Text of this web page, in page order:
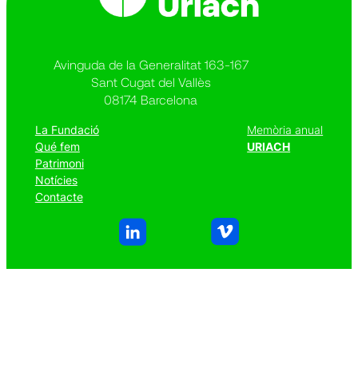
Avinguda de la Generalitat 163-167
Sant Cugat del Vallès
08174 Barcelona
La Fundació
Qué fem
Patrimoni
Notícies
Contacte
Memòria anual
URIACH